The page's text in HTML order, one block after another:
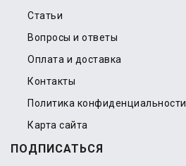
Статьи
Вопросы и ответы
Оплата и доставка
Контакты
Политика конфиденциальности
Карта сайта
ПОДПИСАТЬСЯ